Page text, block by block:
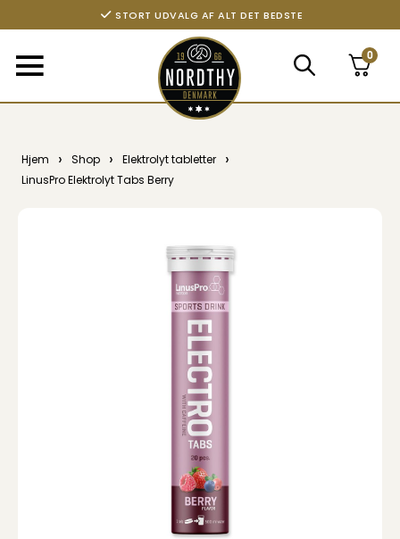
STORT UDVALG AF ALT DET BEDSTE
0
Hjem › Shop › Elektrolyt tabletter ›
LinusPro Elektrolyt Tabs Berry